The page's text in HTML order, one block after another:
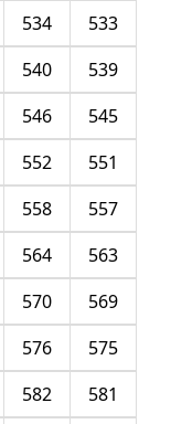
533
534
539
540
545
546
551
552
557
558
563
564
569
570
575
576
581
582